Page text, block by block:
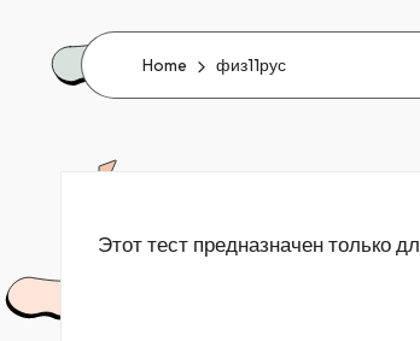
Home физ11рус
Этот тест предназначен только